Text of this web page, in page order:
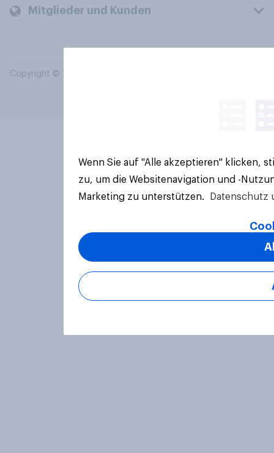
Mitglieder und Kunden
Copyright © 2026 YouGov PLC. Alle Rechte vorbehalten.
Wenn Sie auf "Alle akzeptieren" klicken,
zu, um die Websitenavigation und -
Marketing zu unterstützen.
Datenschutz